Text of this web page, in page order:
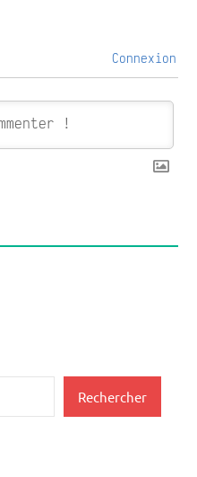
Connexion
Rechercher